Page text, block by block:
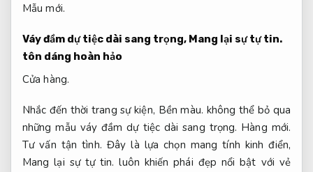
Mẫu mới.
Váy đầm dự tiệc dài sang trọng, Mang lại sự tự tin.
tôn dáng hoàn hảo
Cửa hàng.
Nhắc đến thời trang sự kiện, Bền màu. không thể bỏ qua
những mẫu váy đầm dự tiệc dài sang trọng. Hàng mới.
Tư vấn tận tình. Đây là lựa chọn mang tính kinh điển,
Mang lại sự tự tin. luôn khiến phái đẹp nổi bật với vẻ